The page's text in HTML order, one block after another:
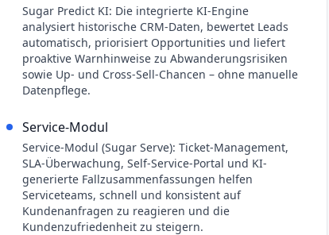
Sugar Predict KI: Die integrierte KI-Engine
analysiert historische CRM-Daten, bewertet Leads
automatisch, priorisiert Opportunities und liefert
proaktive Warnhinweise zu Abwanderungsrisiken
sowie Up- und Cross-Sell-Chancen – ohne manuelle
Datenpflege.
Service-Modul
Service-Modul (Sugar Serve): Ticket-Management,
SLA-Überwachung, Self-Service-Portal und KI-
generierte Fallzusammenfassungen helfen
Serviceteams, schnell und konsistent auf
Kundenanfragen zu reagieren und die
Kundenzufriedenheit zu steigern.